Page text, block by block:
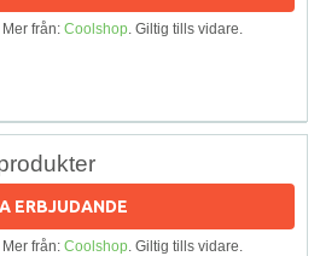
från: Coolshop. Giltig tills vidare.
ERBJUDANDE
från: Coolshop. Giltig tills vidare.